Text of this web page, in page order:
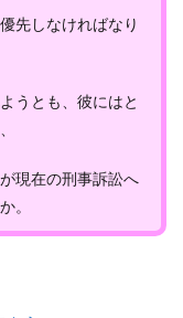
先しなければなり
うとも、彼にはと
現在の刑事訴訟へ
。